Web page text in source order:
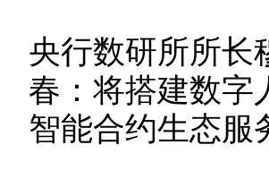
央行数研所所长
春：将搭建数字
智能合约生态服